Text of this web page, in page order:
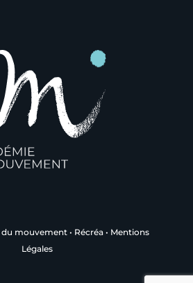
du mouvement • Récréa• Mentions
Légales